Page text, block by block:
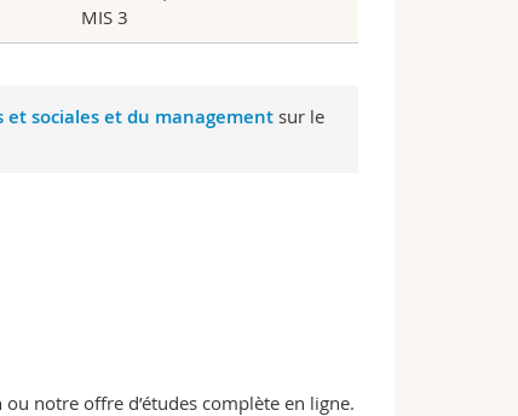
MIS 3
et sociales et du management sur le
notre offre d’études complète en ligne.